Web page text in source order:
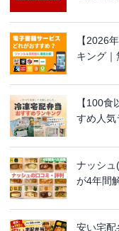
【2026
キング
【100
すめ人気
ナッシュ
が4年間
安い宅配